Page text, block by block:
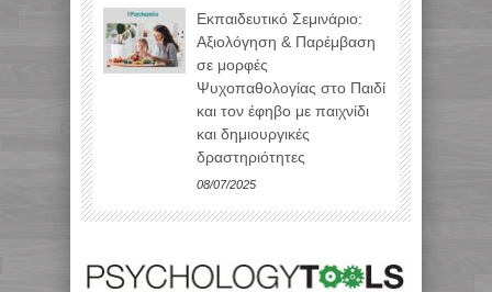
Εκπαιδευτικό Σεμινάριο:
Αξιολόγηση & Παρέμβαση
σε μορφές
Ψυχοπαθολογίας στο Παιδί
και τον έφηβο με παιχνίδι
και δημιουργικές
δραστηριότητες
08/07/2025